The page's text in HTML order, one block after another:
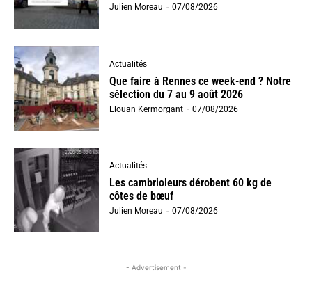
Julien Moreau - 07/08/2026
Actualités
Que faire à Rennes ce week-end ? Notre
sélection du 7 au 9 août 2026
Elouan Kermorgant - 07/08/2026
Actualités
Les cambrioleurs dérobent 60 kg de
côtes de bœuf
Julien Moreau - 07/08/2026
- Advertisement -